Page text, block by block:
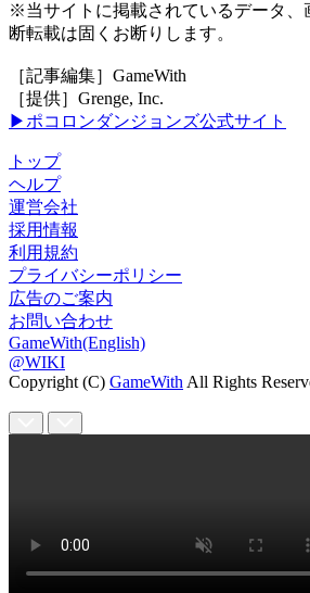
※当サイトに掲載されているデータ、
断転載は固くお断りします。
［記事編集］GameWith
［提供］Grenge, Inc.
▶ポコロンダンジョンズ公式サイト
トップ
ヘルプ
運営会社
採用情報
利用規約
プライバシーポリシー
広告のご案内
お問い合わせ
GameWith(English)
@WIKI
Copyright (C) GameWith All Rights